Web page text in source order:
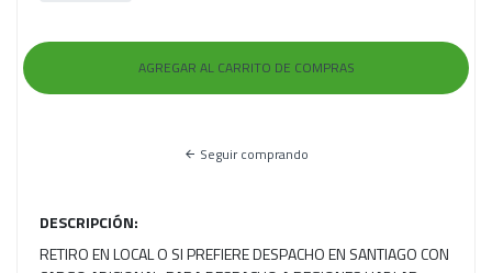
Seguir comprando
DESCRIPCIÓN:
RETIRO EN LOCAL O SI PREFIERE DESPACHO EN SANTIAGO CON